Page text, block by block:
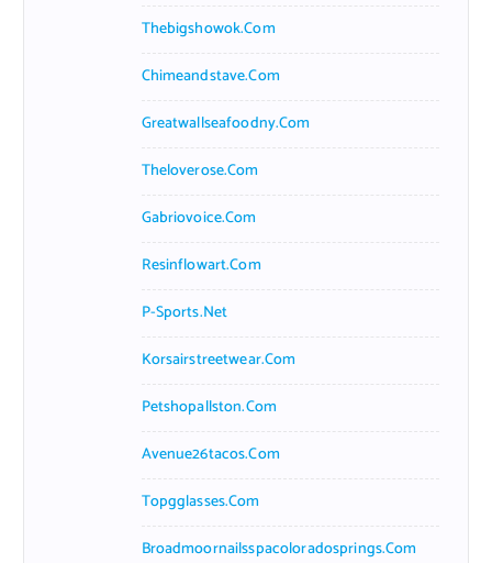
Thebigshowok.com
Chimeandstave.com
Greatwallseafoodny.com
Theloverose.com
Gabriovoice.com
Resinflowart.com
P-Sports.net
Korsairstreetwear.com
Petshopallston.com
Avenue26tacos.com
Topgglasses.com
Broadmoornailsspacoloradosprings.com